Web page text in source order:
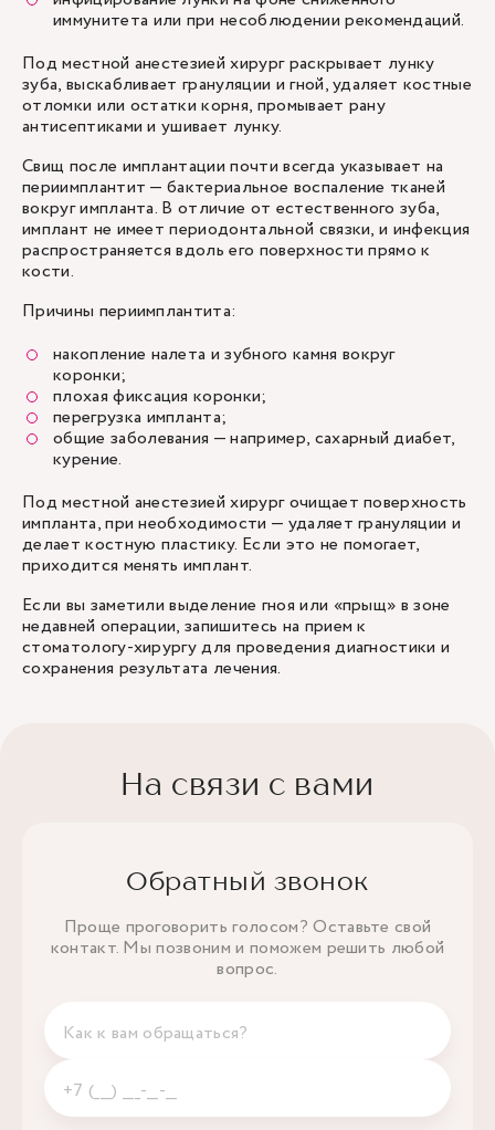
иммунитета или при несоблюдении рекомендаций.
Под местной анестезией хирург раскрывает лунку
зуба, выскабливает грануляции и гной, удаляет костные
отломки или остатки корня, промывает рану
антисептиками и ушивает лунку.
Свищ после имплантации почти всегда указывает на
периимплантит — бактериальное воспаление тканей
вокруг импланта. В отличие от естественного зуба,
имплант не имеет периодонтальной связки, и инфекция
распространяется вдоль его поверхности прямо к
кости.
Причины периимплантита:
накопление налета и зубного камня вокруг
коронки;
плохая фиксация коронки;
перегрузка импланта;
общие заболевания — например, сахарный диабет,
курение.
Под местной анестезией хирург очищает поверхность
импланта, при необходимости — удаляет грануляции и
делает костную пластику. Если это не помогает,
приходится менять имплант.
Если вы заметили выделение гноя или «прыщ» в зоне
недавней операции, запишитесь на прием к
стоматологу-хирургу для проведения диагностики и
сохранения результата лечения.
На связи с вами
Обратный звонок
Проще проговорить голосом? Оставьте свой
контакт. Мы позвоним и поможем решить любой
вопрос.